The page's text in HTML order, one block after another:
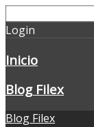
Login
Inicio
Blog Filex
Blog Filex